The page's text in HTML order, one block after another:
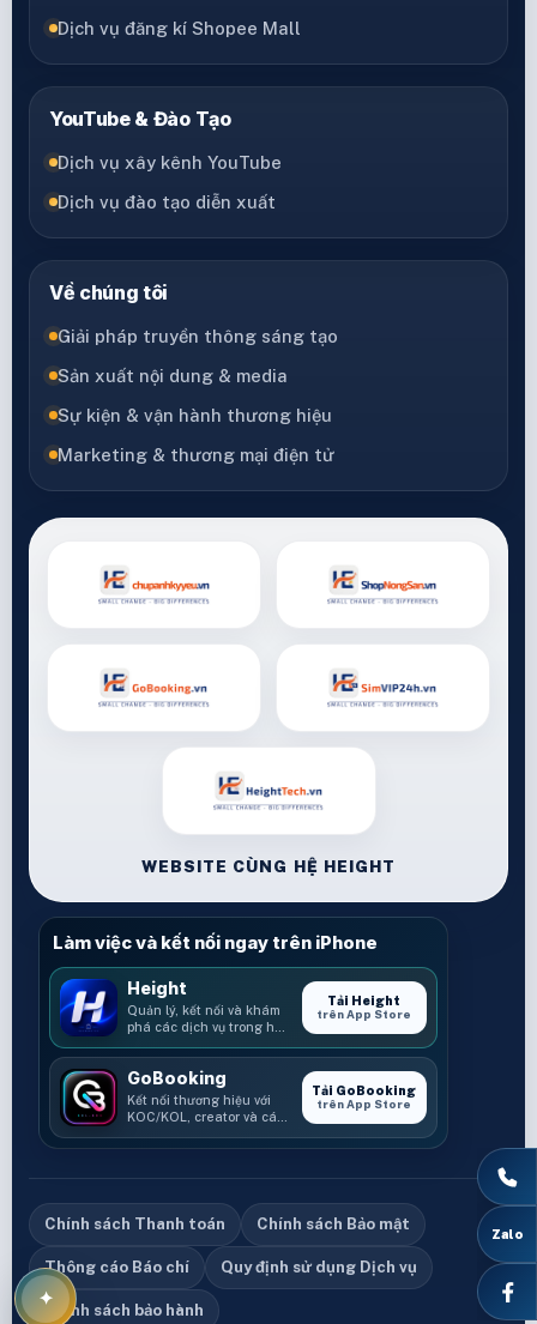
Dịch vụ đăng kí Shopee Mall
YouTube & Đào Tạo
Dịch vụ xây kênh YouTube
Dịch vụ đào tạo diễn xuất
Về chúng tôi
Giải pháp truyền thông sáng tạo
Sản xuất nội dung & media
Sự kiện & vận hành thương hiệu
Marketing & thương mại điện tử
WEBSITE CÙNG HỆ HEIGHT
Làm việc và kết nối ngay trên iPhone
Height
Quản lý, kết nối và khám
phá các dịch vụ trong hệ
Tải Height
trên App Store
GoBooking
Kết nối thương hiệu với
KOC/KOL, creator và các
Tải GoBooking
trên App Store
Chính sách Thanh toán Chính sách Bảo mật
Thông cáo Báo chí Quy định sử dụng Dịch vụ
Chính sách bảo hành